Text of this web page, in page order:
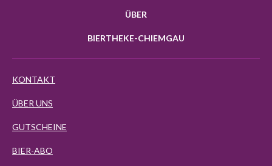
ÜBER
BIERTHEKE-CHIEMGAU
KONTAKT
ÜBER UNS
GUTSCHEINE
BIER-ABO